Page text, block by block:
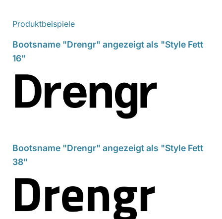
Produktbeispiele
Bootsname "Drengr" angezeigt als "Style Fett
16"
Bootsname "Drengr" angezeigt als "Style Fett
38"